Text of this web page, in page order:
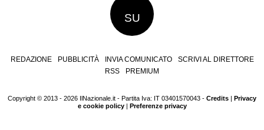
SU
REDAZIONE PUBBLICITÀ INVIA COMUNICATO
SCRIVI AL DIRETTORE
RSS
PREMIUM
Copyright © 2013 - 2026 IlNazionale.it - Partita Iva: IT 03401570043 - Credits | Privacy
e cookie policy| Preferenze privacy